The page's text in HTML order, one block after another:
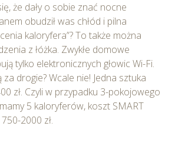
że dały o sobie znać nocne
obudził was chłód i pilna
kaloryfera”? To także można
z łóżka. Zwykłe domowe
tylko elektronicznych głowic Wi-Fi.
za drogie? Wcale nie! Jedna sztuka
zł. Czyli w przypadku 3-pokojowego
5 kaloryferów, koszt SMART
2000 zł.